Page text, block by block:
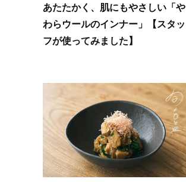
あたたかく、肌にもやさしい「や
わらウールのインナー」【スタッ
フが使ってみました】